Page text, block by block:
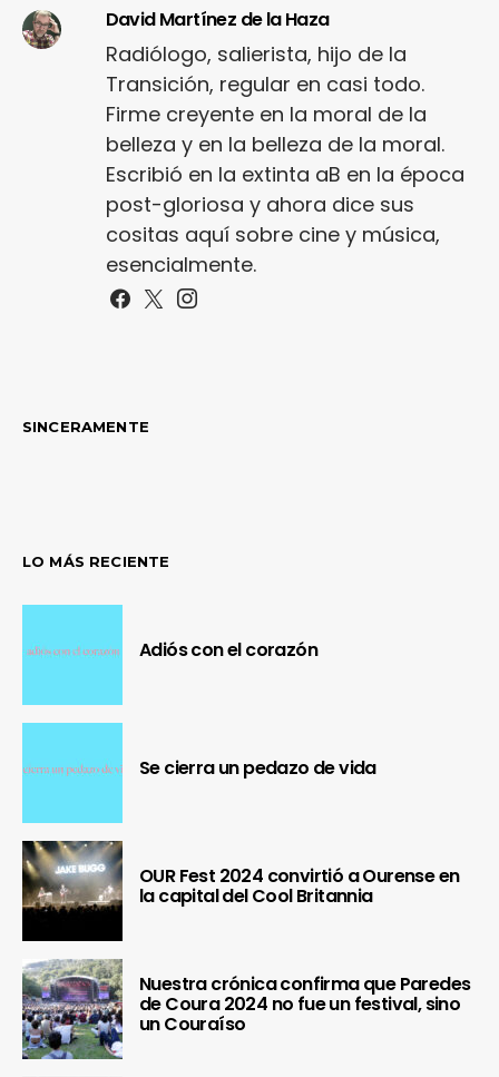
David Martínez de la Haza
Radiólogo, salierista, hijo de la
Transición, regular en casi todo.
Firme creyente en la moral de la
belleza y en la belleza de la moral.
Escribió en la extinta aB en la época
post-gloriosa y ahora dice sus
cositas aquí sobre cine y música,
esencialmente.
SINCERAMENTE
LO MÁS RECIENTE
Adiós con el corazón
Se cierra un pedazo de vida
OUR Fest 2024 convirtió a Ourense en
la capital del Cool Britannia
Nuestra crónica confirma que Paredes
de Coura 2024 no fue un festival, sino
un Couraíso